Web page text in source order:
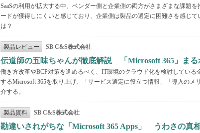
SaaSの利用が拡大する中、ベンダー側と企業側の両方がさまざまな課題
ードが獲得しにくいと感じており、企業側は製品の選定に困難さを感じ
は？
製品レビュー SB C&S株式会社
伝道師の五味ちゃんが徹底解説 「Microsoft 365」まる
働き方改革やBCP対策を進めるべく、IT環境のクラウド化を検討してい
するMicrosoft 365を取り上げ、「サービス選定に役立つ情報」「導入の
介する。
製品資料 SB C&S株式会社
勘違いされがちな「Microsoft 365 Apps」 うわさの真